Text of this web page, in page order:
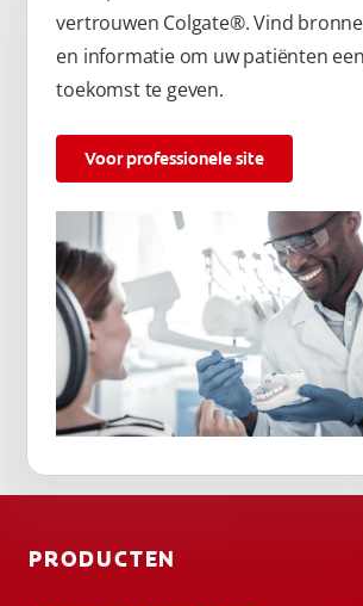
vertrouwen Colgate®. Vind
en informatie om uw patiënten
toekomst te geven.
Voor professionele site
PRODUCTEN